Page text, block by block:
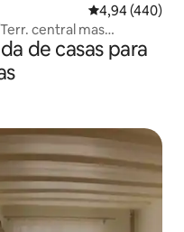
4,94 de uma
4,94 (440)
central mas
de casas para
hóspedes